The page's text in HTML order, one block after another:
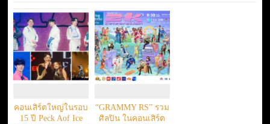
คอนเสิร์ตใหญ่ในรอบ
15 ปี Peck Aof Ice
“GRAMMY RS” รวม
ศิลปิน ในคอนเสิร์ต